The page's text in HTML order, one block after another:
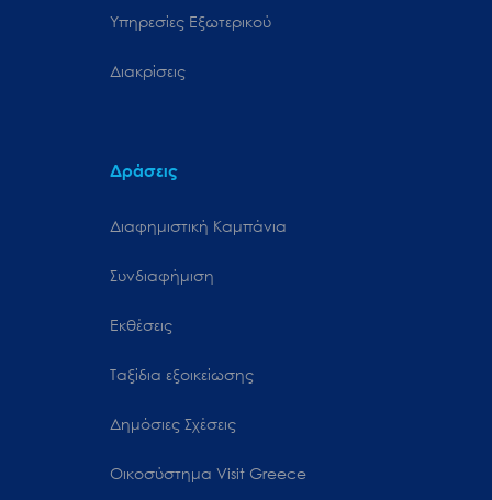
Υπηρεσίες Εξωτερικού
Διακρίσεις
Δράσεις
Διαφημιστική Καμπάνια
Συνδιαφήμιση
Εκθέσεις
Ταξίδια εξοικείωσης
Δημόσιες Σχέσεις
Oικοσύστημα Visit Greece